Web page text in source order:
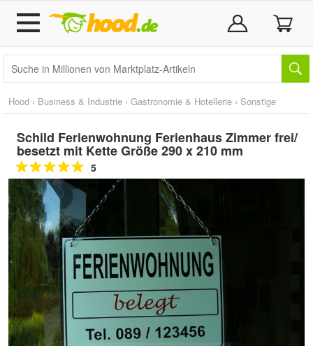
Hood › Business & Industrie › Gastronomie & Hotellerie › Sonstige
Schild Ferienwohnung Ferienhaus Zimmer frei/
besetzt mit Kette Größe 290 x 210 mm
5